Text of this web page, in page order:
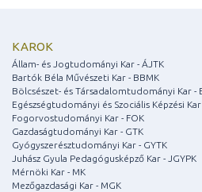
KAROK
Állam- és Jogtudományi Kar - ÁJTK
Bartók Béla Művészeti Kar - BBMK
Bölcsészet- és Társadalomtudományi Kar -
Egészségtudományi és Szociális Képzési Kar
Fogorvostudományi Kar - FOK
Gazdaságtudományi Kar - GTK
Gyógyszerésztudományi Kar - GYTK
Juhász Gyula Pedagógusképző Kar - JGYPK
Mérnöki Kar - MK
Mezőgazdasági Kar - MGK